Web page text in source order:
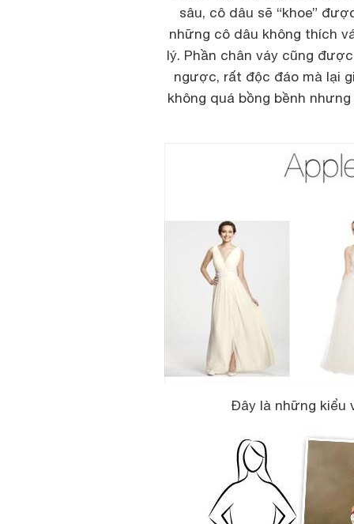
sâu, cô dâu sẽ “khoe”
những cô dâu không thích
lý. Phần chân váy cũng
ngược, rất độc đáo mà lại
không quá bồng bềnh
Đây là những kiểu